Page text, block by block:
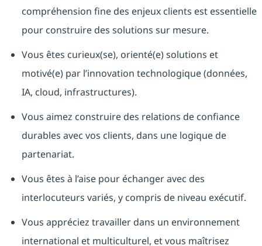
compréhension fine des enjeux clients est essentielle
pour construire des solutions sur mesure.
Vous êtes curieux(se), orienté(e) solutions et
motivé(e) par l’innovation technologique (données,
IA, cloud, infrastructures).
Vous aimez construire des relations de confiance
durables avec vos clients, dans une logique de
partenariat.
Vous êtes à l’aise pour échanger avec des
interlocuteurs variés, y compris de niveau exécutif.
Vous appréciez travailler dans un environnement
international et multiculturel, et vous maîtrisez